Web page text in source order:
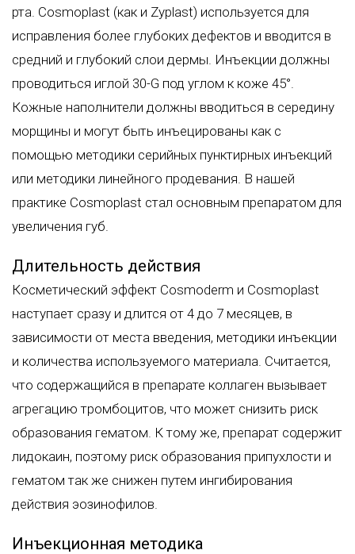
рта. Cosmoplast (как и Zyplast) используется для
исправления более глубоких дефектов и вводится в
средний и глубокий слои дермы. Инъекции должны
проводиться иглой 30-G под углом к коже 45°.
Кожные наполнители должны вводиться в середину
морщины и могут быть инъецированы как с
помощью методики серийных пунктирных инъекций
или методики линейного продевания. В нашей
практике Cosmoplast стал основным препаратом для
увеличения губ.
Длительность действия
Косметический эффект Сosmoderm и Cosmoplast
наступает сразу и длится от 4 до 7 месяцев, в
зависимости от места введения, методики инъекции
и количества используемого материала. Считается,
что содержащийся в препарате коллаген вызывает
агрегацию тромбоцитов, что может снизить риск
образования гематом. К тому же, препарат содержит
лидокаин, поэтому риск образования припухлости и
гематом так же снижен путем ингибирования
действия эозинофилов.
Инъекционная методика